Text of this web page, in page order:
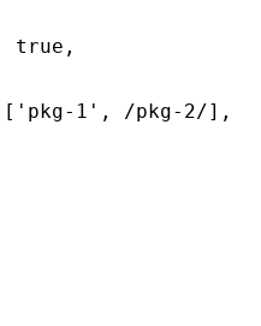
true ,
[ 'pkg-1' , /pkg-2/] ,